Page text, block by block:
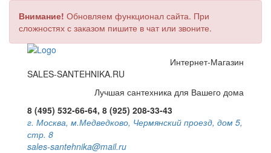
Внимание! Обновляем функционал сайта. При
сложностях с заказом пишите в чат или звоните.
Интернет-Магазин
SALES-SANTEHNIKA.RU
Лучшая сантехника для Вашего дома
8 (495) 532-66-64, 8 (925) 208-33-43
г. Москва, м.Медведково, Чермянский проезд, дом 5,
стр. 8
sales-santehnika@mail.ru